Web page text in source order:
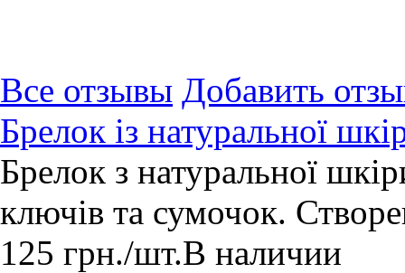
Все отзывы Добавить
Брелок із натуральної
Брелок з натуральної
ключів та сумочок.
125 грн./шт.В наличии